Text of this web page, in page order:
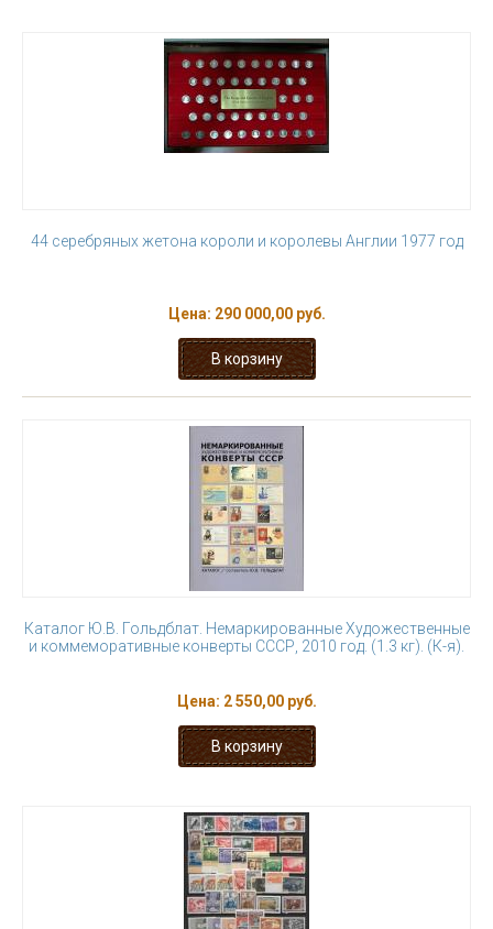
44 серебряных жетона короли и королевы Англии 1977 год
Цена: 290 000,00 руб.
Каталог Ю.В. Гольдблат. Немаркированные Художественные
и коммеморативные конверты СССР, 2010 год. (1.3 кг). (К-я).
Цена: 2 550,00 руб.